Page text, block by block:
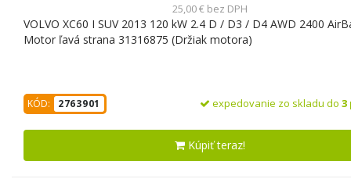
25,00 € bez DPH
VOLVO XC60 I SUV 2013 120 kW 2.4 D / D3 / D4 AWD 2400
Motor ľavá strana 31316875 (Držiak motora)
KÓD: 2763901 expedovanie zo skladu do 3
Kúpiť teraz!